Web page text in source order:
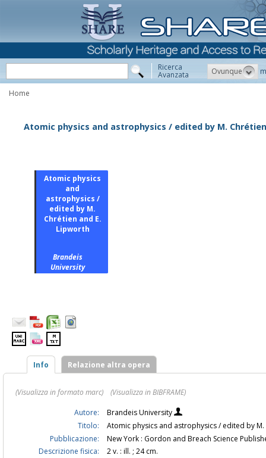
Ricerca
Avanzata Ovunque
Home
Atomic physics and astrophysics / edited by M.
Atomic physics
and
astrophysics /
edited by M.
Chrétien and E.
Lipworth
Brandeis
University
Info Relazione altra opera
(Visualizza in formato marc)
(Visualizza in BIBFRAME)
Autore:
Brandeis University
Titolo:
Atomic physics and astrophysics / edited by
Pubblicazione:
New York : Gordon and Breach Science
Descrizione fisica:
2 v. : ill. ; 24 cm.